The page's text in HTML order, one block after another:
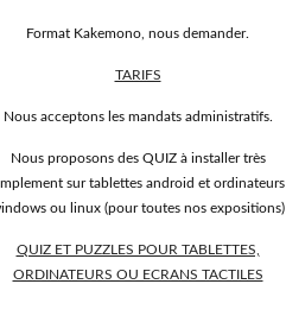
Format Kakemono, nous demander.
TARIFS
Nous acceptons les mandats administratifs.
Nous proposons des QUIZ à installer très
sur tablettes android et ordinateurs
ou linux (pour toutes nos expositions)
QUIZ ET PUZZLES POUR TABLETTES,
ORDINATEURS OU ECRANS TACTILES